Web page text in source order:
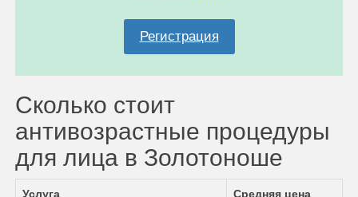
Регистрация
Сколько стоит
антивозрастные процедуры
для лица в Золотоноше
Услуга Средняя цена